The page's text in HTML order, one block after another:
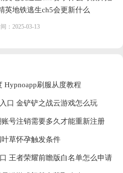
英地铁逃生ch5会更新什么
：2025-03-13
Hypnoapp刷服从度教程
口 金铲铲之战云游戏怎么玩
号注销需要多久才能重新注册
草怀孕触发条件
王者荣耀前瞻版白名单怎么申请